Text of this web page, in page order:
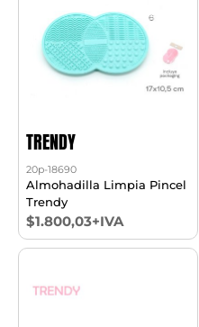
TRENDY
20p-18690
Almohadilla Limpia Pincel
Trendy
$1.800,03+IVA